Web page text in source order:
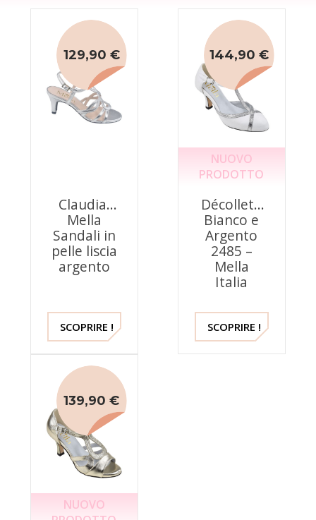
Claudia,
Mella
Sandali in
pelle liscia
argento
129,90 €
SCOPRIRE !
NUOVO
PRODOTTO
Décolleté
Bianco e
Argento
2485 –
Mella
Italia
144,90 €
SCOPRIRE !
NUOVO
139,90 €